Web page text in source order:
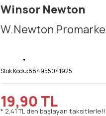
Winsor Newton
W.Newton
Stok Kodu:884955041925
19,90 TL
* 2,41 TL den başlayan taksitlerle!!